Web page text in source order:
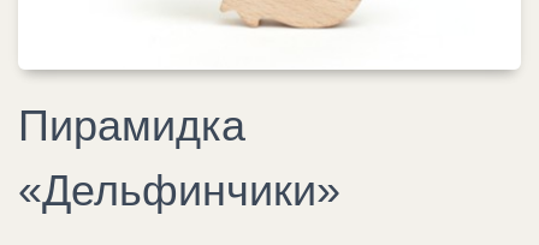
Пирамидка
«Дельфинчики»